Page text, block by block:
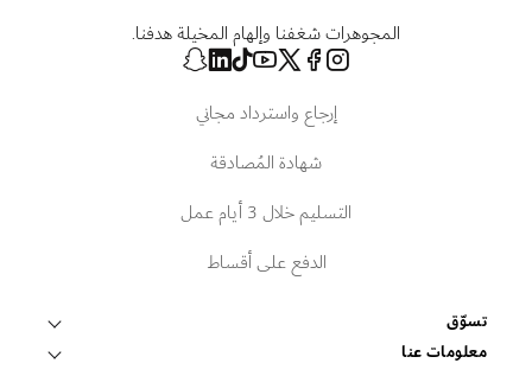
المجوهرات شغفنا وإلهام المخيلة هدفنا.
إرجاع واسترداد مجاني
شهادة المُصادقة
التسليم خلال 3 أيام عمل
الدفع على أقساط
تسوّق
قلادات وتعليقات
معلومات عنا